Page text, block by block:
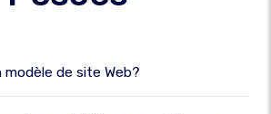
de site Web?